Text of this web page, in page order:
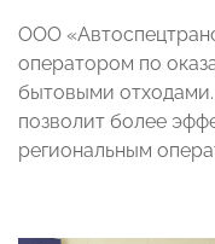
ООО
оператором по
бытовыми
позволит более
региональным